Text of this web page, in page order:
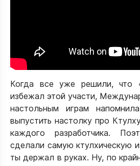
Когда все уже решили, что
избежал этой участи,
настольным играм
выпустить настолку про
каждого разработчика.
сделали самую ктулхическую
ты держал в руках. Ну, по